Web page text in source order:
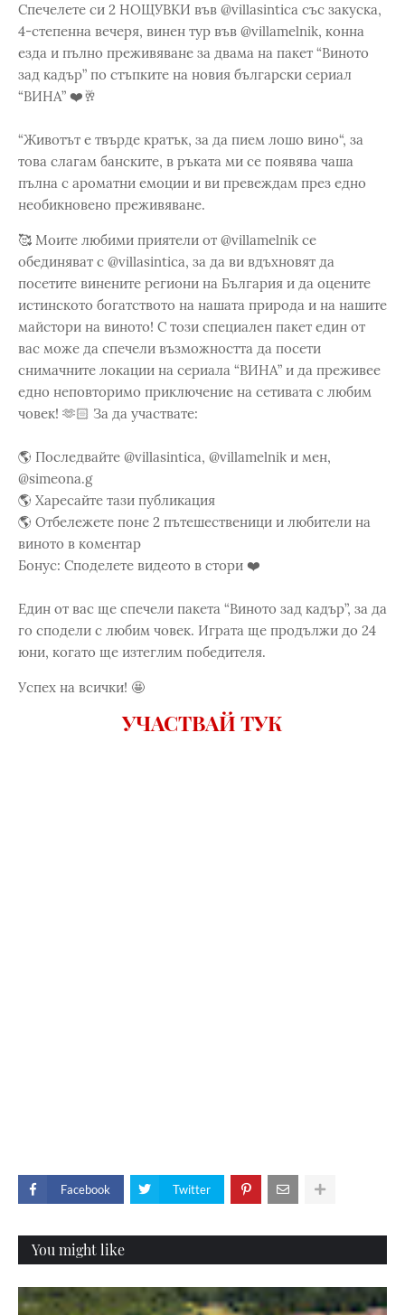
Спечелете си 2 НОЩУВКИ във @villasintica със закуска,
4-степенна вечеря, винен тур във @villamelnik, конна
езда и пълно преживяване за двама на пакет “Виното
зад кадър” по стъпките на новия български сериал
“ВИНА” ❤️🥂
“Животът е твърде кратък, за да пием лошо вино“, за
това слагам банските, в ръката ми се появява чаша
пълна с ароматни емоции и ви превеждам през едно
необикновено преживяване.
🥰 Моите любими приятели от @villamelnik се
обединяват с @villasintica, за да ви вдъхновят да
посетите винените региони на България и да оцените
истинското богатството на нашата природа и на нашите
майстори на виното! С този специален пакет един от
вас може да спечели възможността да посети
снимачните локации на сериала “ВИНА” и да преживее
едно неповторимо приключение на сетивата с любим
човек! 🫶🏻 За да участвате:
🌎 Последвайте @villasintica, @villamelnik и мен,
@simeona.g
🌎 Харесайте тази публикация
🌎 Отбележете поне 2 пътешественици и любители на
виното в коментар
Бонус: Споделете видеото в стори ❤️
Един от вас ще спечели пакета “Виното зад кадър”, за да
го сподели с любим човек. Играта ще продължи до 24
юни, когато ще изтеглим победителя.
Успех на всички! 🤩
УЧАСТВАЙ ТУК
Facebook Twitter
You might like